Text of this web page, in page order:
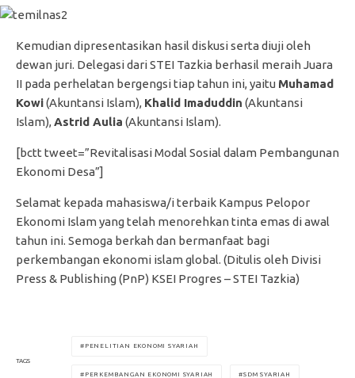
Kemudian dipresentasikan hasil diskusi serta diuji oleh
dewan juri. Delegasi dari STEI Tazkia berhasil meraih Juara
II pada perhelatan bergengsi tiap tahun ini, yaitu Muhamad
Kowi(Akuntansi Islam), Khalid Imaduddin (Akuntansi
Islam),Astrid Aulia (Akuntansi Islam).
[bctt tweet=”Revitalisasi Modal Sosial dalam Pembangunan
Ekonomi Desa”]
Selamat kepada mahasiswa/i terbaik Kampus Pelopor
Ekonomi Islam yang telah menorehkan tinta emas di awal
tahun ini. Semoga berkah dan bermanfaat bagi
perkembangan ekonomi islam global. (Ditulis oleh Divisi
Press & Publishing (PnP) KSEI Progres – STEI Tazkia)
TAGS
PENELITIAN EKONOMI SYARIAH
PERKEMBANGAN EKONOMI SYARIAH SDM SYARIAH